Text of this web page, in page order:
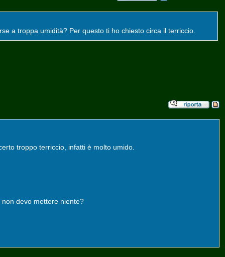
a troppa umidità? Per questo ti ho chiesto circa il terriccio.
troppo terriccio, infatti è molto umido.
devo mettere niente?